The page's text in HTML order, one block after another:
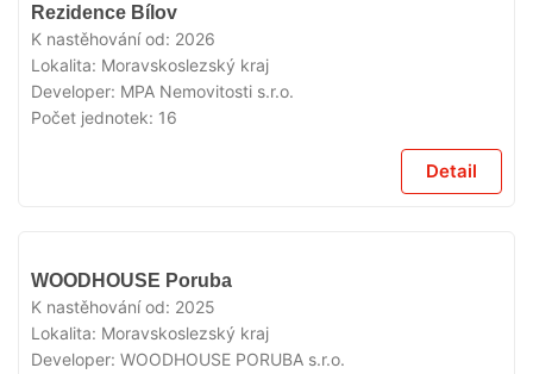
Rezidence Bílov
K nastěhování od: 2026
Lokalita: Moravskoslezský kraj
Developer: MPA Nemovitosti s.r.o.
Počet jednotek: 16
Detail
WOODHOUSE Poruba
K nastěhování od: 2025
Lokalita: Moravskoslezský kraj
Developer: WOODHOUSE PORUBA s.r.o.